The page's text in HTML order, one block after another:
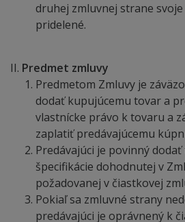
druhej zmluvnej strane svoje
pridelené.
Predmet zmluvy
Predmetom Zmluvy je
dodať kupujúcemu tovar a
vlastnícke právo k tovaru a
zaplatiť predávajúcemu
Predávajúci je povinný
špecifikácie dohodnutej v
požadovanej v čiastkovej
Pokiaľ sa zmluvné strany
predávajúci je oprávnený k